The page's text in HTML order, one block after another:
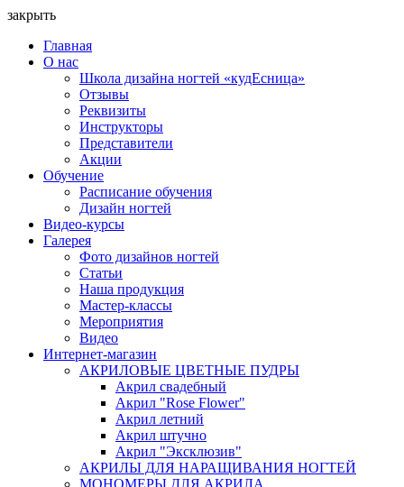
закрыть
Главная
О нас
Школа дизайна ногтей «кудЕсница»
Отзывы
Реквизиты
Инструкторы
Представители
Акции
Обучение
Расписание обучения
Дизайн ногтей
Видео-курсы
Галерея
Фото дизайнов ногтей
Статьи
Наша продукция
Мастер-классы
Мероприятия
Видео
Интернет-магазин
АКРИЛОВЫЕ ЦВЕТНЫЕ ПУДРЫ
Акрил свадебный
Акрил "Rose Flower"
Акрил летний
Акрил штучно
Акрил "Эксклюзив"
АКРИЛЫ ДЛЯ НАРАЩИВАНИЯ НОГТЕЙ
МОНОМЕРЫ ДЛЯ АКРИЛА